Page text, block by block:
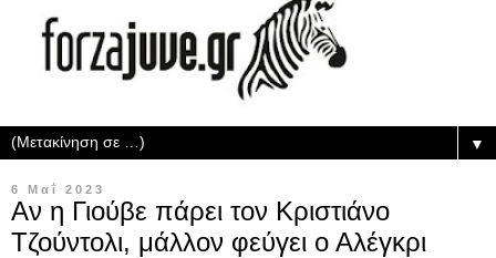
▼
6 Μαΐ 2023
Αν η Γιούβε πάρει τον Κριστιάνο
Τζούντολι, μάλλον φεύγει ο Αλέγκρι